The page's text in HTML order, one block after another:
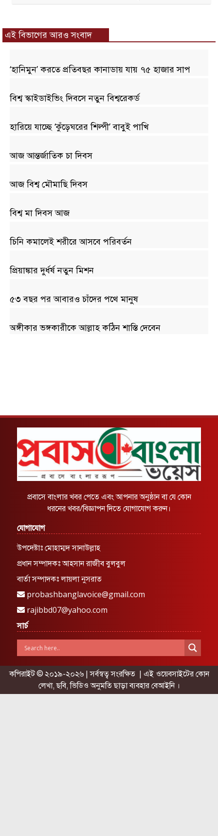
এই বিভাগের আরও সংবাদ
‘হানিমুন’ করতে প্রতিবছর কানাডায় যায় ৭৫ হাজার সাপ
বিশ্ব স্কাইডাইভিং দিবসে নতুন বিশ্বরেকর্ড
হারিয়ে যাচ্ছে ‘কুঁড়েঘরের শিল্পী’ বাবুই পাখি
আজ আন্তর্জাতিক চা দিবস
আজ বিশ্ব মৌমাছি দিবস
বিশ্ব মা দিবস আজ
চিনি কমালেই শরীরে আসবে পরিবর্তন
প্রিয়াঙ্কার দুর্ধর্ষ নতুন মিশন
৫৩ বছর পর আবারও চাঁদের পথে মানুষ
অঙ্গীকার ভঙ্গকারীকে আল্লাহ কঠিন শাস্তি দেবেন
প্রবাসে বাংলার খবর পেতে এবং আপনার অনুষ্ঠান বা যে কোন
ধরনের খবর/বিজ্ঞাপন দিতে যোগাযোগ করুন।
যোগাযোগ
উপদেষ্টাঃ মোহাম্মদ সানাউল্লাহ
প্রধান সম্পাদকঃ আহসান রাজীব বুলবুল
বার্তা সম্পাদকঃ লায়লা নুসরাত
probashbanglavoice@gmail.com
rajibbd07@yahoo.com
সার্চ
কপিরাইট © ২০১৯-২০২৬ | সর্বস্বত্ব সংরক্ষিত | এই ওয়েবসাইটের কোন
লেখা, ছবি, ভিডিও অনুমতি ছাড়া ব্যবহার বেআইনি ।